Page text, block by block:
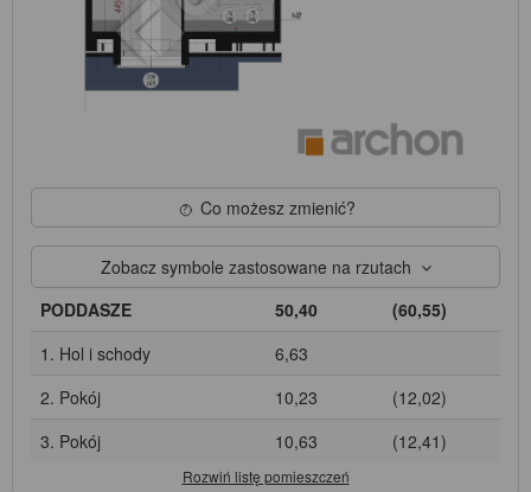
Co możesz zmienić?
Zobacz symbole zastosowane na rzutach
PODDASZE
50,40
(60,55)
1. Hol i schody
6,63
2. Pokój
10,23
(12,02)
3. Pokój
10,63 (12,41)